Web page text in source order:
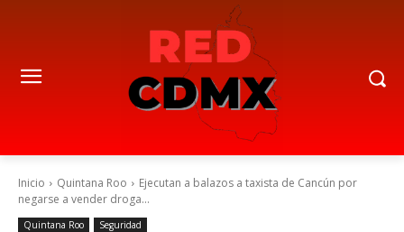
Inicio Quintana Roo
Ejecutan a balazos a taxista de Cancún por
negarse a vender droga...
Quintana Roo Seguridad